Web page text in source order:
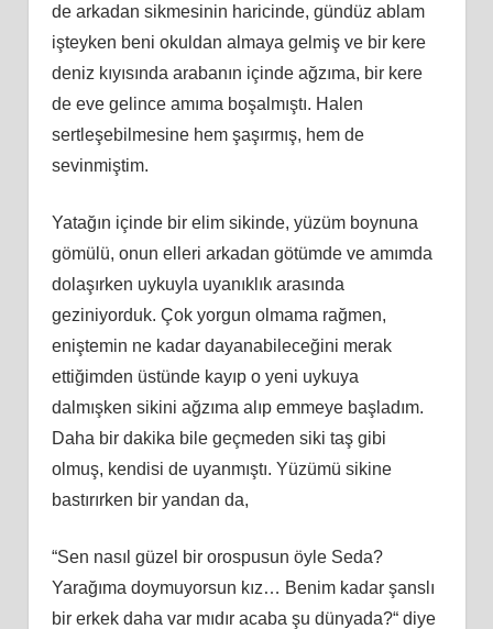
de arkadan sikmesinin haricinde, gündüz ablam
işteyken beni okuldan almaya gelmiş ve bir kere
deniz kıyısında arabanın içinde ağzıma, bir kere
de eve gelince amıma boşalmıştı. Halen
sertleşebilmesine hem şaşırmış, hem de
sevinmiştim.
Yatağın içinde bir elim sikinde, yüzüm boynuna
gömülü, onun elleri arkadan götümde ve amımda
dolaşırken uykuyla uyanıklık arasında
geziniyorduk. Çok yorgun olmama rağmen,
eniştemin ne kadar dayanabileceğini merak
ettiğimden üstünde kayıp o yeni uykuya
dalmışken sikini ağzıma alıp emmeye başladım.
Daha bir dakika bile geçmeden siki taş gibi
olmuş, kendisi de uyanmıştı. Yüzümü sikine
bastırırken bir yandan da,
“Sen nasıl güzel bir orospusun öyle Seda?
Yarağıma doymuyorsun kız… Benim kadar şanslı
bir erkek daha var mıdır acaba şu dünyada?“ diye